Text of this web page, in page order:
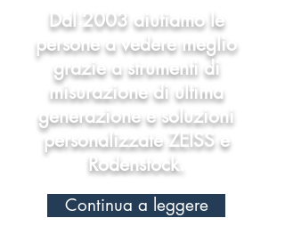
Dal 2003 aiutiamo le
persone a vedere meglio
grazie a strumenti di
misurazione di ultima
generazione e soluzioni
personalizzate ZEISS e
Rodenstock.
Continua a leggere